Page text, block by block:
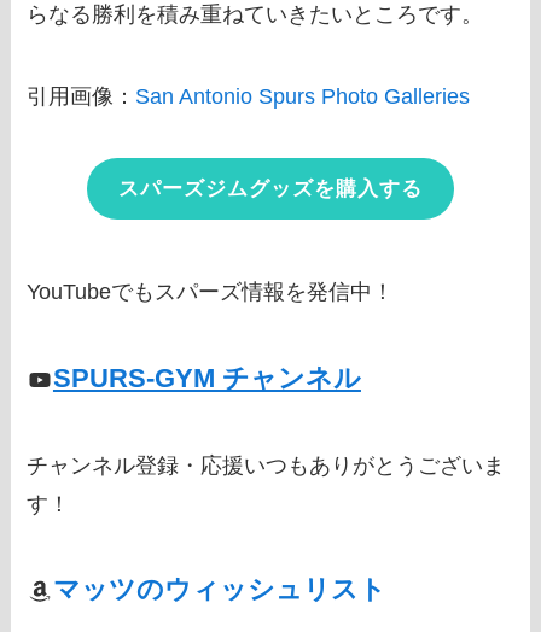
らなる勝利を積み重ねていきたいところです。
引用画像： San Antonio Spurs Photo Galleries
スパーズジムグッズを購入する
YouTubeでもスパーズ情報を発信中！
SPURS-GYM チャンネル
チャンネル登録・応援いつもありがとうございま
す！
マッツのウィッシュリスト